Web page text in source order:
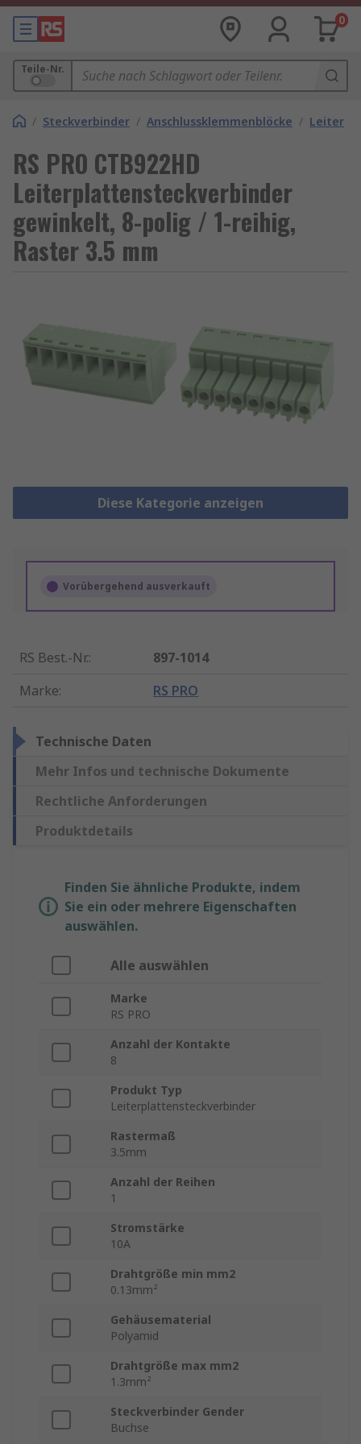
0
Teile-Nr.
/ Steckverbinder / Anschlussklemmenblöcke /
RS PRO CTB922HD
Leiterplattensteckverbinder
gewinkelt, 8-polig / 1-reihig,
Raster 3.5 mm
Diese Kategorie anzeigen
Vorübergehend ausverkauft
RS Best.-Nr.:
897-1014
Marke: RS PRO
Technische Daten
Mehr Infos und technische Dokumente
Rechtliche Anforderungen
Produktdetails
Finden Sie ähnliche Produkte, indem
Sie ein oder mehrere Eigenschaften
auswählen.
Alle auswählen
Marke
RS PRO
Anzahl der Kontakte
8
Produkt Typ
Leiterplattensteckverbinder
Rastermaß
3.5mm
Anzahl der Reihen
1
Stromstärke
10A
Drahtgröße min mm2
0.13mm²
Gehäusematerial
Polyamid
Drahtgröße max mm2
1.3mm²
Steckverbinder Gender
Buchse